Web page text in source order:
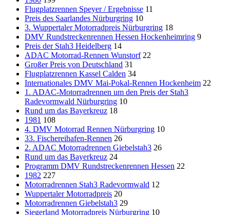
Flugplatzrennen Speyer / Ergebnisse 11
Preis des Saarlandes Nürburgring 10
3. Wuppertaler Motorradpreis Nürburgring 18
DMV Rundstreckenrennen Hessen Hockenheimring 9
Preis der Stah3 Heidelberg 14
ADAC Motorrad-Rennen Wunstorf 22
Großer Preis von Deutschland 31
Flugplatzrennen Kassel Calden 34
Internationales DMV Mai-Pokal-Rennen Hockenheim 22
1. ADAC-Motorradrennen um den Preis der Stah3
Radevormwald Nürburgring 10
Rund um das Bayerkreuz 18
1981 108
4. DMV Motorrad Rennen Nürburgring 10
33. Fischereihafen-Rennen 26
2. ADAC Motorradrennen Giebelstah3 26
Rund um das Bayerkreuz 24
Programm DMV Rundstreckenrennen Hessen 22
1982 227
Motorradrennen Stah3 Radevormwald 12
Wuppertaler Motorradpreis 20
Motorradrennen Giebelstah3 29
Siegerland Motorradpreis Nürburgring 10